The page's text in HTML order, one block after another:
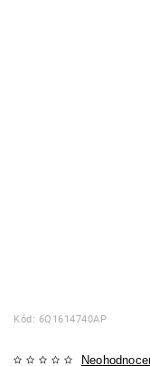
Kód: 6Q1614740AP